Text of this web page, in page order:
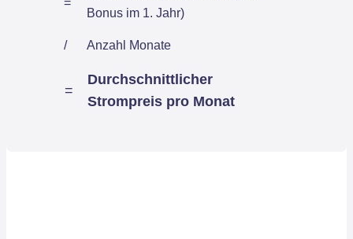
Bonus im 1. Jahr)
/ Anzahl Monate
=
Durchschnittlicher
Strompreis pro Monat